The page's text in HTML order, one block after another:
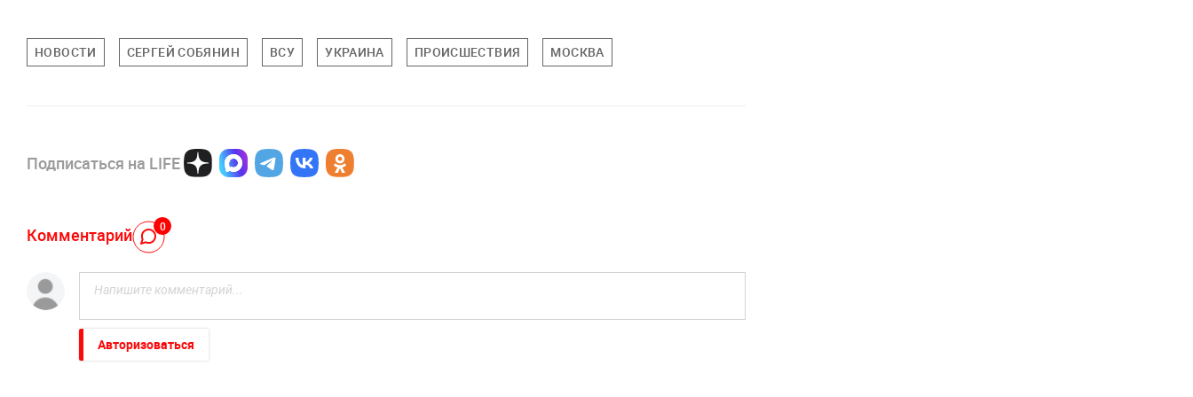
НОВОСТИ СЕРГЕЙ СОБЯНИН ВСУ УКРАИНА ПРОИСШЕСТВИЯ МОСКВА
Подписаться на LIFE
Комментарий 0
Авторизоваться